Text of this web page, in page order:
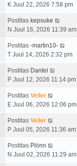
K Juul 22, 2026 7:58 pm
Postitas kepsuke
N Juul 16, 2026 11:39 am
Postitas -martin10-
T Juul 14, 2026 2:32 pm
Postitas Dantel
P Juul 12, 2026 11:14 pm
Postitas Veiler
E Juul 06, 2026 12:06 pm
Postitas Veiler
P Juul 05, 2026 11:36 am
Postitas Plönn
N Juul 02, 2026 11:29 am